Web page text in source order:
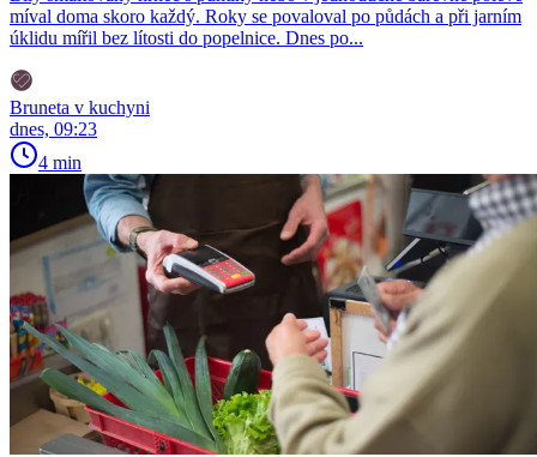
míval doma skoro každý. Roky se povaloval po půdách a při jarním
úklidu mířil bez lítosti do popelnice. Dnes po...
Bruneta v kuchyni
dnes, 09:23
4 min